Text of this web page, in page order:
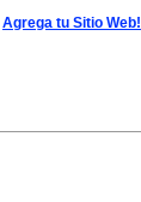
Agrega tu Sitio Web!